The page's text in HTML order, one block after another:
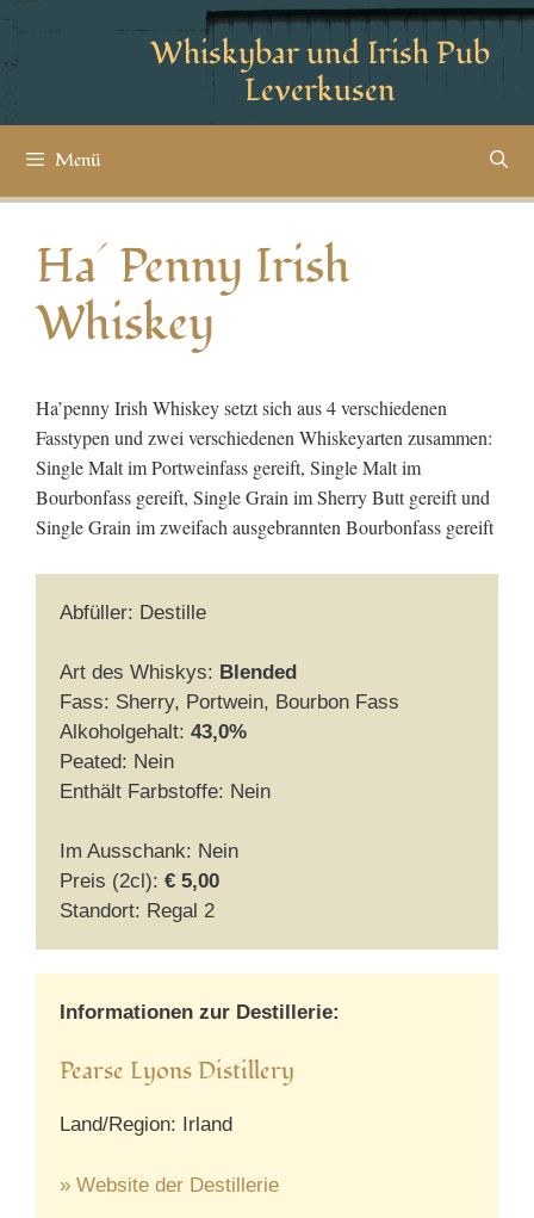
Whiskybar und Irish Pub
Leverkusen
Menü
Ha´ Penny Irish
Whiskey
Ha’penny Irish Whiskey setzt sich aus 4 verschiedenen
Fasstypen und zwei verschiedenen Whiskeyarten zusammen:
Single Malt im Portweinfass gereift, Single Malt im
Bourbonfass gereift, Single Grain im Sherry Butt gereift und
Single Grain im zweifach ausgebrannten Bourbonfass gereift
Abfüller: Destille
Art des Whiskys: Blended
Fass: Sherry, Portwein, Bourbon Fass
Alkoholgehalt: 43,0%
Peated: Nein
Enthält Farbstoffe: Nein
Im Ausschank: Nein
Preis (2cl): € 5,00
Standort: Regal 2
Informationen zur Destillerie:
Pearse Lyons Distillery
Land/Region: Irland
» Website der Destillerie